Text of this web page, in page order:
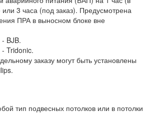
3 часа (под заказ). Предусмотрена
ПРА в выносном блоке вне
BJB.
Tridonic.
заказу могут быть установлены
тип подвесных потолков или в потолки